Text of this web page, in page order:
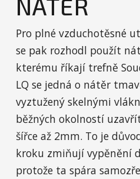
NÁTĚR
Pro plné vzduchotěsné
se pak rozhodl použít
kterému říkají trefně
LQ se jedná o nátěr
vyztužený skelnými
běžných okolností
šířce až 2mm. To je
kroku zmiňují vypěnění
protože ta spára